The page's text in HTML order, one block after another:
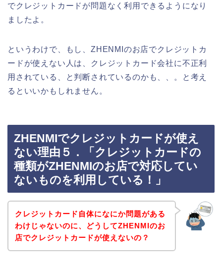
でクレジットカードが問題なく利用できるようになり
ましたよ。
というわけで、もし、ZHENMIのお店でクレジットカ
ードが使えない人は、クレジットカード会社に不正利
用されている、と判断されているのかも、、。と考え
るといいかもしれません。
ZHENMIでクレジットカードが使え
ない理由５．「クレジットカードの
種類がZHENMIのお店で対応してい
ないものを利用している！」
クレジットカード自体になにか問題がある
わけじゃないのに、どうしてZHENMIのお
店でクレジットカードが使えないの？